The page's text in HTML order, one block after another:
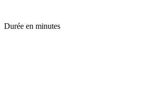
Durée en minutes